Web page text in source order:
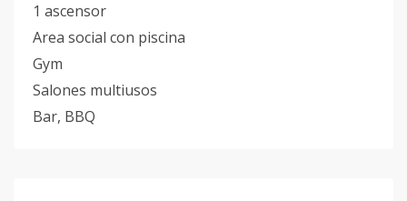
1 ascensor
Area social con piscina
Gym
Salones multiusos
Bar, BBQ